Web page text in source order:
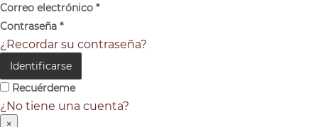
Correo electrónico *
Contraseña *
¿Recordar su contraseña?
Identificarse
Recuérdeme
¿No tiene una cuenta?
×